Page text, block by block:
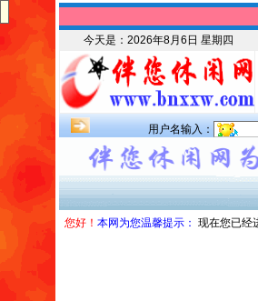
今天是： 2026年8月6日 星期四
用户名输入：
您好！ 本网为您温馨提示： 现在您已经